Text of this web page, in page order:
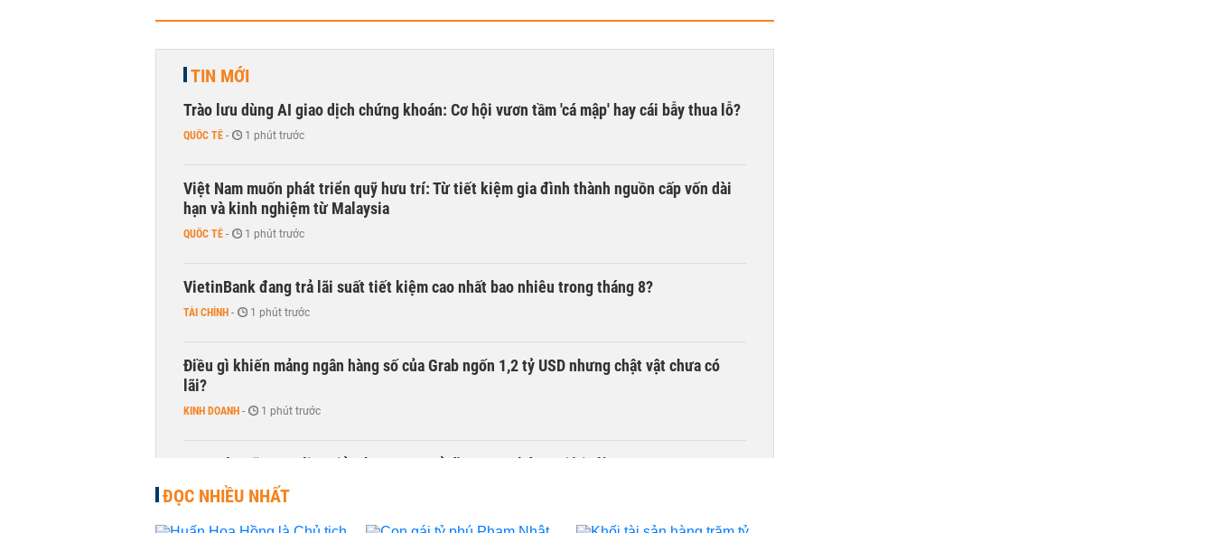
TIN MỚI
Trào lưu dùng AI giao dịch chứng khoán: Cơ hội vươn tầm 'cá mập' hay cái bẫy thua lỗ?
QUỐC TẾ - 1 phút trước
Việt Nam muốn phát triển quỹ hưu trí: Từ tiết kiệm gia đình thành nguồn cấp vốn dài
hạn và kinh nghiệm từ Malaysia
QUỐC TẾ - 1 phút trước
VietinBank đang trả lãi suất tiết kiệm cao nhất bao nhiêu trong tháng 8?
TÀI CHÍNH - 1 phút trước
Điều gì khiến mảng ngân hàng số của Grab ngốn 1,2 tỷ USD nhưng chật vật chưa có
lãi?
KINH DOANH - 1 phút trước
Quy mô quỹ PYN Elite giảm hơn 2.100 tỷ đồng sau tháng 7 ‘tồi tệ’
CHỨNG KHOÁN - 1 phút trước
ĐỌC NHIỀU NHẤT